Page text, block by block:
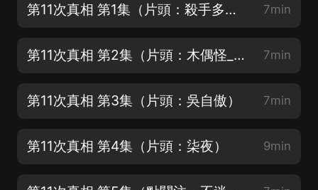
第11次真相 第1集（片頭：殺手多肉） 7min
第11次真相 第2集（片頭：木偶怪_子陽） 7min
第11次真相 第3集（片頭：吳自傲） 7min
第11次真相 第4集（片頭：柒夜） 9min